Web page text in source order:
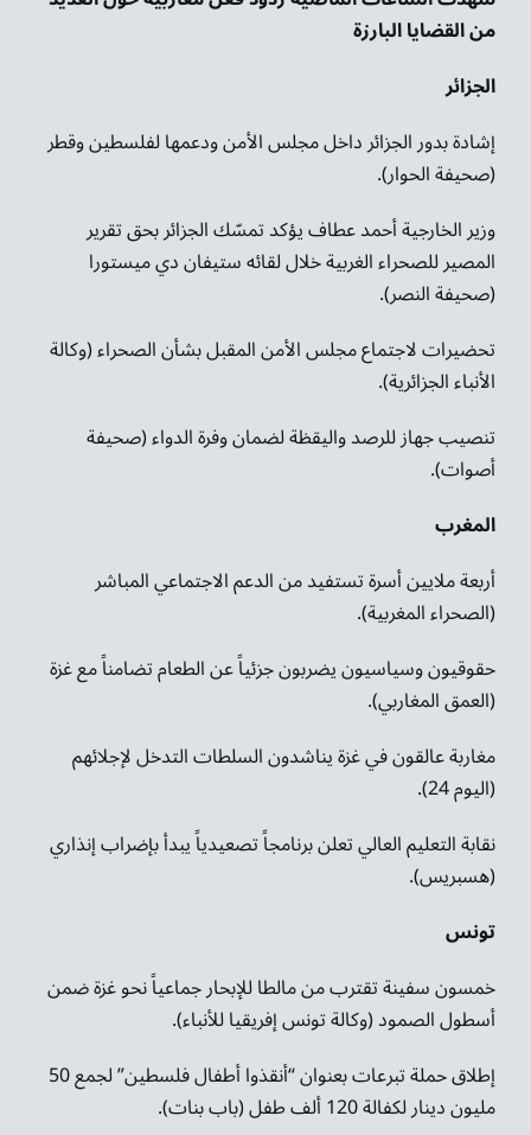
من القضايا البارزة
الجزائر
إشادة بدور الجزائر داخل مجلس الأمن ودعمها لفلسطين وقطر
(صحيفة الحوار).
وزير الخارجية أحمد عطاف يؤكد تمسّك الجزائر بحق تقرير
المصير للصحراء الغربية خلال لقائه ستيفان دي ميستورا
(صحيفة النصر).
تحضيرات لاجتماع مجلس الأمن المقبل بشأن الصحراء (وكالة
الأنباء الجزائرية).
تنصيب جهاز للرصد واليقظة لضمان وفرة الدواء (صحيفة
أصوات).
المغرب
أربعة ملايين أسرة تستفيد من الدعم الاجتماعي المباشر
(الصحراء المغربية).
حقوقيون وسياسيون يضربون جزئياً عن الطعام تضامناً مع غزة
(العمق المغاربي).
مغاربة عالقون في غزة يناشدون السلطات التدخل لإجلائهم
(اليوم 24).
نقابة التعليم العالي تعلن برنامجاً تصعيدياً يبدأ بإضراب إنذاري
(هسبريس).
تونس
خمسون سفينة تقترب من مالطا للإبحار جماعياً نحو غزة ضمن
أسطول الصمود (وكالة تونس إفريقيا للأنباء).
إطلاق حملة تبرعات بعنوان “أنقذوا أطفال فلسطين” لجمع 50
مليون دينار لكفالة 120 ألف طفل (باب بنات).